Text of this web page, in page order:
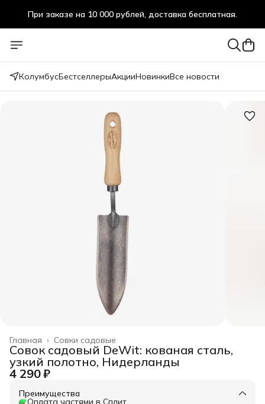
При заказе на 10 000 рублей, доставка бесплатная.
При заказе на 10 000 рублей, доставка бесплатная.
КолумбусБестселлерыАкцииНовинкиВсе новости
Совки садовые
Главная ›
Совок садовый DeWit: кованая сталь,
узкий полотно, Нидерланды
4 290 ₽
Преимущества
Оплата частями в Сплит